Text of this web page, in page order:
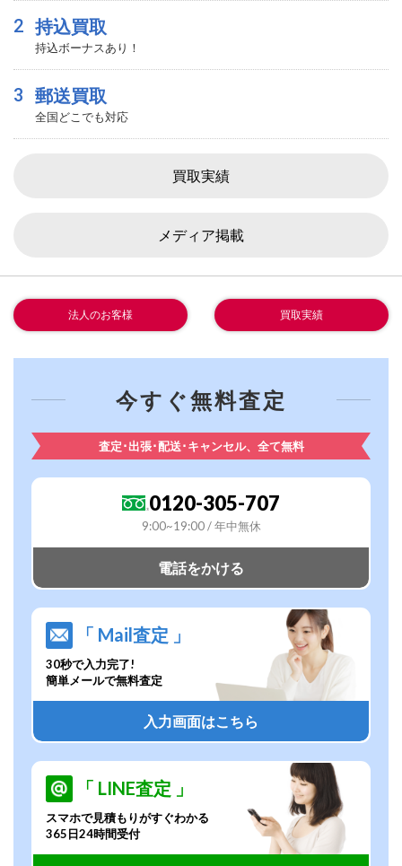
2 持込買取
持込ボーナスあり！
3 郵送買取
全国どこでも対応
買取実績
メディア掲載
法人のお客様 買取実績
今すぐ無料査定
査定･出張･配送･キャンセル、全て無料
0120-305-707
9:00~19:00 / 年中無休
電話をかける
「 Mail査定 」
30秒で入力完了!
簡単メールで無料査定
入力画面はこちら
「 LINE査定 」
スマホで見積もりがすぐわかる
365日24時間受付